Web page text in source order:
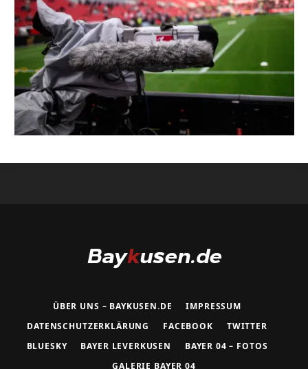
ÜBER UNS – BAYKUSEN.DE
IMPRESSUM
DATENSCHUTZERKLÄRUNG
FACEBOOK
TWITTER
BLUESKY
BAYER LEVERKUSEN
BAYER 04 – FOTOS
GALERIE BAYER 04